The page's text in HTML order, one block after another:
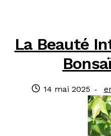
La Beauté
Publié
14 mai 2025
: